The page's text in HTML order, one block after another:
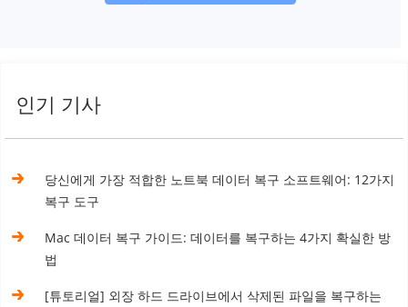
인기 기사
당신에게 가장 적합한 노트북 데이터 복구 소프트웨어: 12가지
복구 도구
Mac 데이터 복구 가이드: 데이터를 복구하는 4가지 확실한 방
법
[튜토리얼] 외장 하드 드라이브에서 삭제된 파일을 복구하는